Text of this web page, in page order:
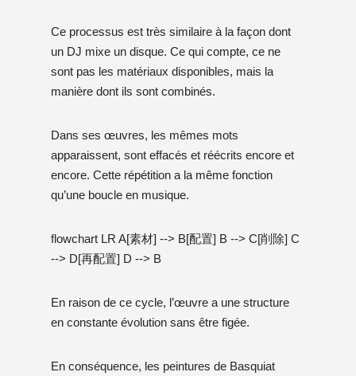
Ce processus est très similaire à la façon dont
un DJ mixe un disque. Ce qui compte, ce ne
sont pas les matériaux disponibles, mais la
manière dont ils sont combinés.
Dans ses œuvres, les mêmes mots
apparaissent, sont effacés et réécrits encore et
encore. Cette répétition a la même fonction
qu’une boucle en musique.
flowchart LR A[素材] --> B[配置] B --> C[削除] C
--> D[再配置] D --> B
En raison de ce cycle, l’œuvre a une structure
en constante évolution sans être figée.
En conséquence, les peintures de Basquiat